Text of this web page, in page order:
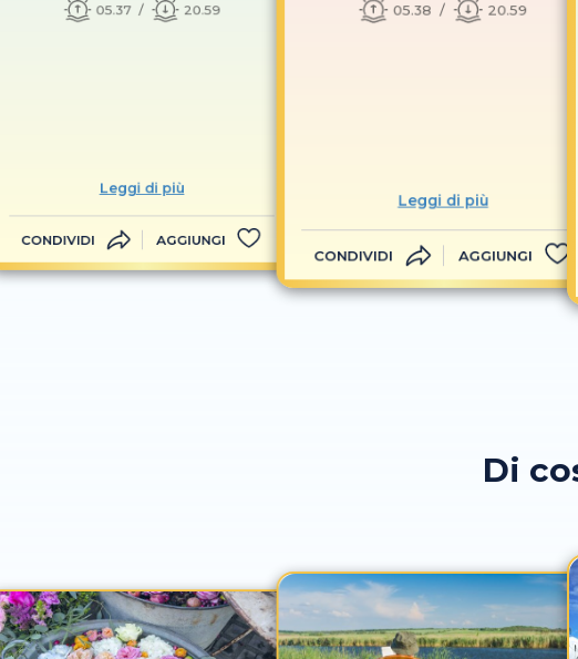
05.37 20.59
Leggi di più
CONDIVIDI AGGIUNGI
05.38 20.59
Leggi di più
CONDIVIDI AGGIUNGI
Di